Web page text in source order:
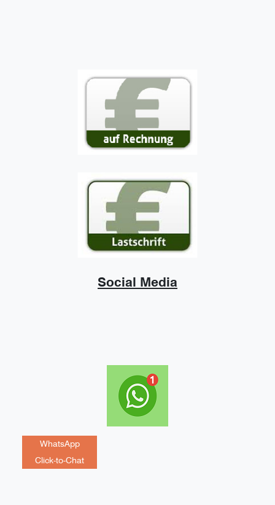
Social Media
WhatsApp
Click-to-Chat